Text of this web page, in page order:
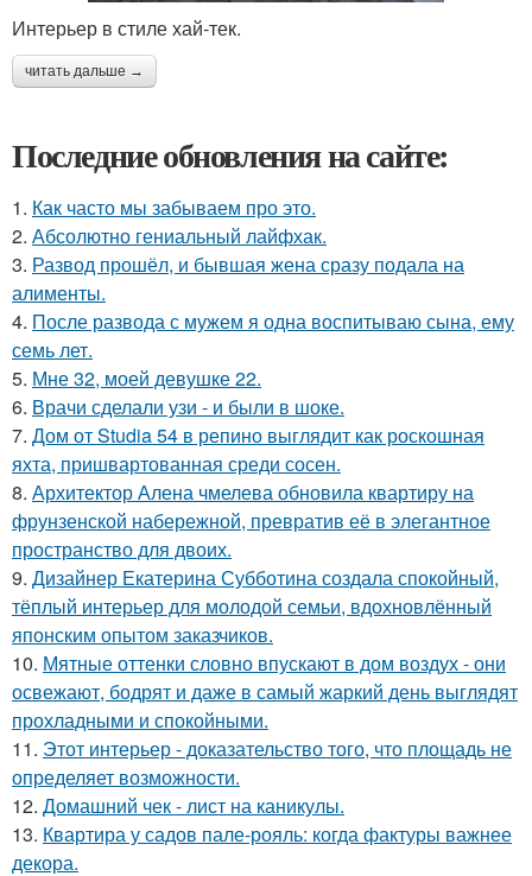
Интерьер в стиле хай-тек.
читать дальше →
Последние обновления на сайте:
1. Как часто мы забываем про это.
2. Абсолютно гениальный лайфхак.
3. Развод прошёл, и бывшая жена сразу подала на
алименты.
4. После развода с мужем я одна воспитываю сына, ему
семь лет.
5. Мне 32, моей девушке 22.
6. Врачи сделали узи - и были в шоке.
7. Дом от Studia 54 в репино выглядит как роскошная
яхта, пришвартованная среди сосен.
8. Архитектор Алена чмелева обновила квартиру на
фрунзенской набережной, превратив её в элегантное
пространство для двоих.
9. Дизайнер Екатерина Субботина создала спокойный,
тёплый интерьер для молодой семьи, вдохновлённый
японским опытом заказчиков.
10. Мятные оттенки словно впускают в дом воздух - они
освежают, бодрят и даже в самый жаркий день выглядят
прохладными и спокойными.
11. Этот интерьер - доказательство того, что площадь не
определяет возможности.
12. Домашний чек - лист на каникулы.
13. Квартира у садов пале-рояль: когда фактуры важнее
декора.